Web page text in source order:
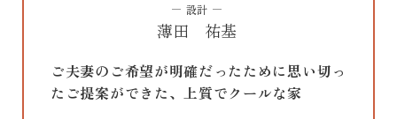
設計
薄田 祐基
ご夫妻のご希望が明確だったために思い切っ
たご提案ができた、上質でクールな家